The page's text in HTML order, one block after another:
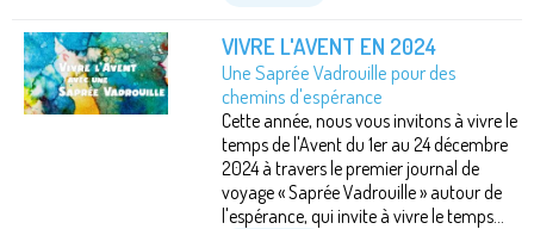
VIVRE L'AVENT EN 2024
Une Saprée Vadrouille pour des
chemins d'espérance
Cette année, nous vous invitons à vivre le
temps de l'Avent du 1er au 24 décembre
2024 à travers le premier journal de
voyage « Saprée Vadrouille » autour de
l'espérance, qui invite à vivre le temps...